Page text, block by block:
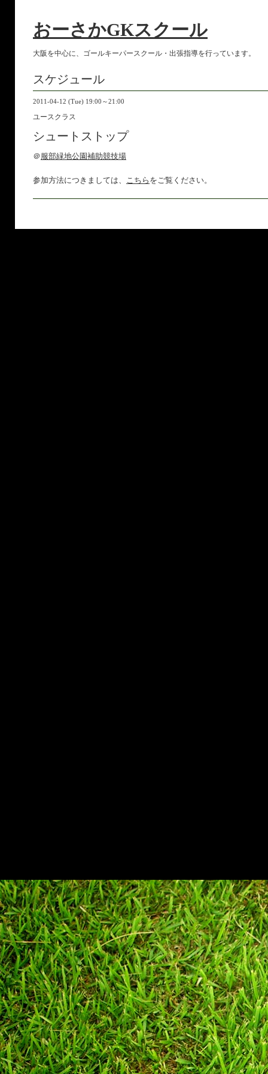
おーさかGKスクール
大阪を中心に、ゴールキーパースクール・出張指導を行っています。
スケジュール
2011-04-12 (Tue) 19:00～21:00
ユースクラス
シュートストップ
＠服部緑地公園補助競技場
参加方法につきましては、 こちら をご覧ください。